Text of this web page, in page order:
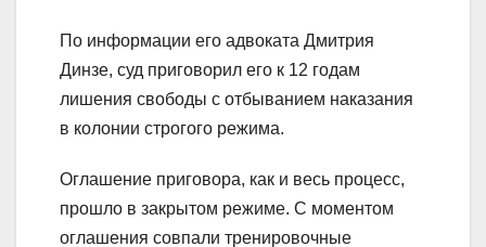
По информации его адвоката Дмитрия
Динзе, суд приговорил его к 12 годам
лишения свободы с отбыванием наказания
в колонии строгого режима.
Оглашение приговора, как и весь процесс,
прошло в закрытом режиме. С моментом
оглашения совпали тренировочные